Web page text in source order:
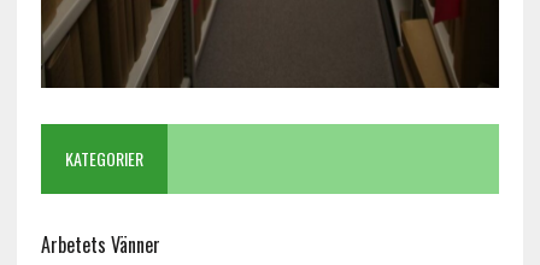
KATEGORIER
Arbetets Vänner